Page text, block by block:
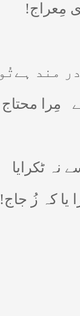
مِعراج!
مند ہےتُو
مِرا محتاج
نہ ٹکرایا
یا کہ زُ جاج!